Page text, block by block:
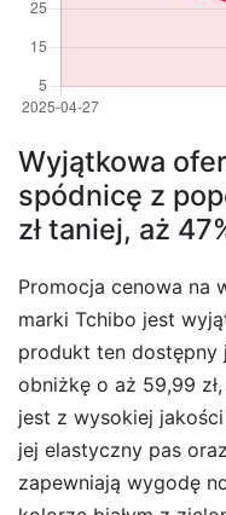
Wyjątkowa
spódnicę z
zł taniej, aż
Promocja cenowa na
marki Tchibo jest
produkt ten dostępny
obniżkę o aż 59,99
jest z wysokiej
jej elastyczny pas
zapewniają wygodę